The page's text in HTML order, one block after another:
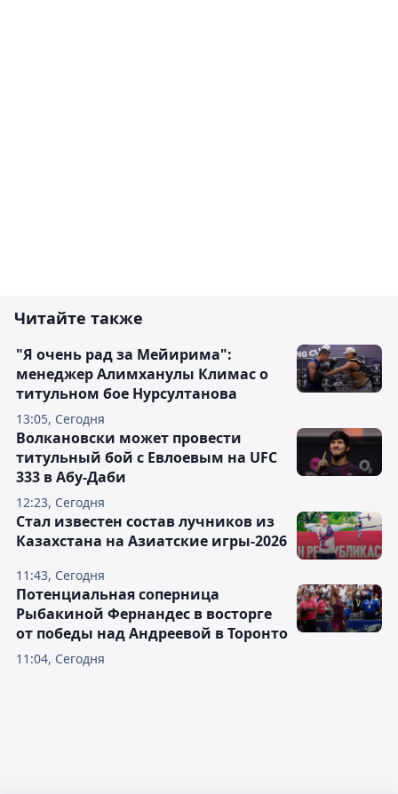
Читайте также
13:05, Сегодня
"Я очень рад за Мейирима":
менеджер Алимханулы Климас о
титульном бое Нурсултанова
12:23, Сегодня
Волкановски может провести
титульный бой с Евлоевым на UFC
333 в Абу-Даби
11:43, Сегодня
Стал известен состав лучников из
Казахстана на Азиатские игры-2026
11:04, Сегодня
Потенциальная соперница
Рыбакиной Фернандес в восторге
от победы над Андреевой в Торонто